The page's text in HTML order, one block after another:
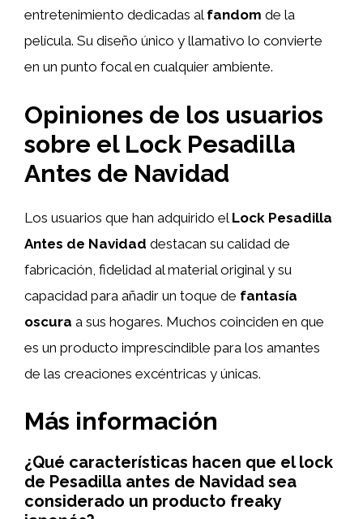
entretenimiento dedicadas al fandom de la
película. Su diseño único y llamativo lo convierte
en un punto focal en cualquier ambiente.
Opiniones de los usuarios
sobre el Lock Pesadilla
Antes de Navidad
Los usuarios que han adquirido el Lock Pesadilla
Antes de Navidad destacan su calidad de
fabricación, fidelidad al material original y su
capacidad para añadir un toque de fantasía
oscura a sus hogares. Muchos coinciden en que
es un producto imprescindible para los amantes
de las creaciones excéntricas y únicas.
Más información
¿Qué características hacen que el lock
de Pesadilla antes de Navidad sea
considerado un producto freaky